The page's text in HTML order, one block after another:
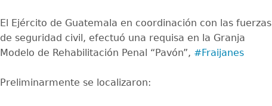
El Ejército de Guatemala en coordinación con las fuerzas
de seguridad civil, efectuó una requisa en la Granja
Modelo de Rehabilitación Penal “Pavón”, #Fraijanes
Preliminarmente se localizaron: